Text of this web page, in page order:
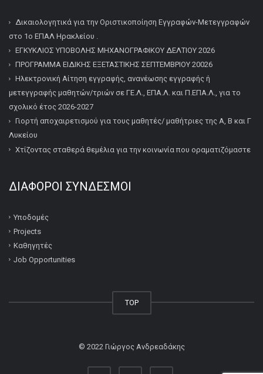
Δικαιολογητικά για την Οριστικοποίηση Εγγραφών-Μετεγγραφών
στο 1ο ΕΠΑΛ Ηρακλείου .
ΕΓΚΥΚΛΙΟΣ ΥΠΟΒΟΛΗΣ ΜΗΧΑΝΟΓΡΑΦΙΚΟΥ ΔΕΛΤΙΟΥ 2026
ΠΡΟΓΡΑΜΜΑ ΕΙΔΙΚΗΣ ΕΞΕΤΑΣΤΙΚΗΣ ΣΕΠΤΕΜΒΡΙΟΥ 20026
Ηλεκτρονική Αίτηση εγγραφής, ανανέωσης εγγραφής ή
μετεγγραφής μαθητών/τριών σε ΓΕ.Λ., ΕΠΑ.Λ. και Π.ΕΠΑ.Λ., για το
σχολικό έτος 2026-2027
Γιορτή αποχαιρετισμού για τους μαθητές/ μαθήτριες της Α, Β και Γ
Λυκείου
Χτίζοντας σταθερά θεμέλια για την κοινωνία που οραματιζόμαστε
ΔΙΆΦΟΡΟΙ ΣΎΝΔΕΣΜΟΙ
Υποδομές
Projects
Καθηγητές
Job Opportunities
TOP
© 2022 Γιώργος Ανδρεαδάκης